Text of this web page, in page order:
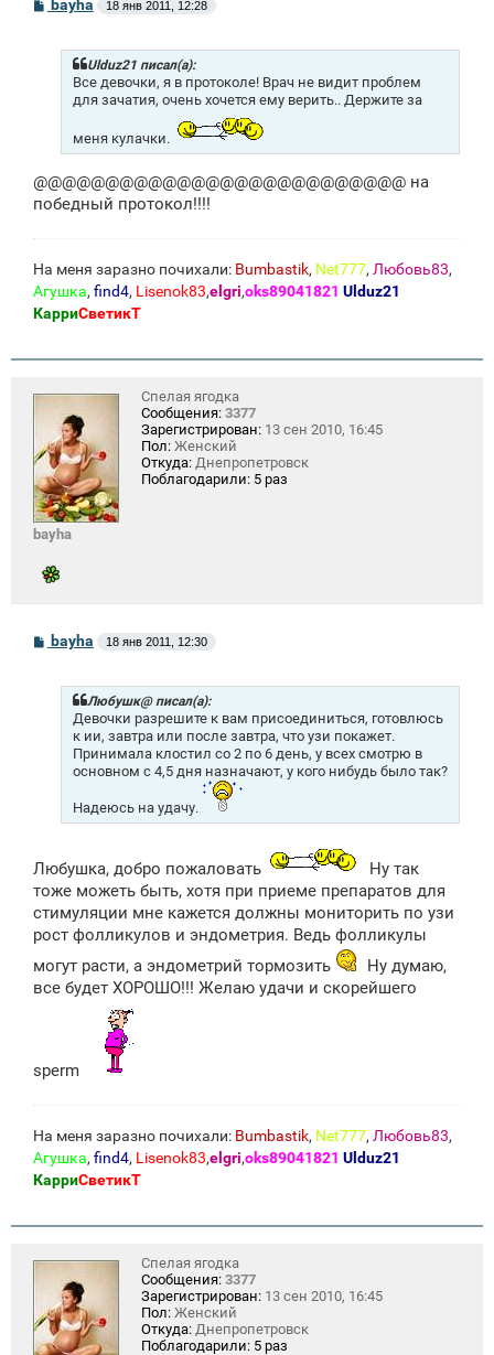
о
bayha 18 янв 2011, 12:28
Ulduz21 писал(а):
Все девочки, я в протоколе! Врач не видит проблем
для зачатия, очень хочется ему верить.. Держите за
меня кулачки.
@@@@@@@@@@@@@@@@@@@@@@@@@@ на
победный протокол!!!!
На меня заразно почихали: Bumbastik, Net777, Любовь83,
Агушка, find4, Lisenok83,elgri,oks89041821 Ulduz21
КарриСветикТ
bayha
Спелая ягодка
Сообщения: 3377
Зарегистрирован: 13 сен 2010, 16:45
Пол: Женский
Откуда: Днепропетровск
Поблагодарили: 5 раз
С
о
bayha 18 янв 2011, 12:30
Любушк@ писал(а):
Девочки разрешите к вам присоединиться, готовлюсь
к ии, завтра или после завтра, что узи покажет.
Принимала клостил со 2 по 6 день, у всех смотрю в
основном с 4,5 дня назначают, у кого нибудь было так?
Надеюсь на удачу.
Любушка, добро пожаловать
Ну так
тоже можеть быть, хотя при приеме препаратов для
стимуляции мне кажется должны мониторить по узи
рост фолликулов и эндометрия. Ведь фолликулы
могут расти, а эндометрий тормозить
Ну думаю,
все будет ХОРОШО!!! Желаю удачи и скорейшего
sperm
На меня заразно почихали: Bumbastik, Net777, Любовь83,
Агушка, find4, Lisenok83,elgri,oks89041821 Ulduz21
КарриСветикТ
Спелая ягодка
Сообщения: 3377
Зарегистрирован: 13 сен 2010, 16:45
Пол: Женский
Откуда: Днепропетровск
Поблагодарили: 5 раз